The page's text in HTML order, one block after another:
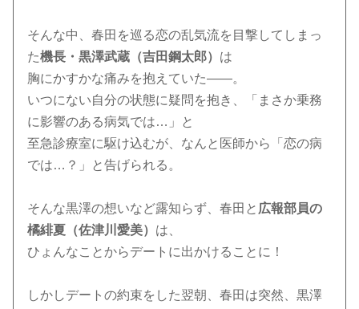
そんな中、春田を巡る恋の乱気流を目撃してしまっ
た機長・黒澤武蔵（吉田鋼太郎） は
胸にかすかな痛みを抱えていた――。
いつにない自分の状態に疑問を抱き、「まさか乗務
に影響のある病気では…」と
至急診療室に駆け込むが、なんと医師から「恋の病
では…？」と告げられる。
そんな黒澤の想いなど露知らず、春田と 広報部員の
橘緋夏（佐津川愛美） は、
ひょんなことからデートに出かけることに！
しかしデートの約束をした翌朝、春田は突然、黒澤